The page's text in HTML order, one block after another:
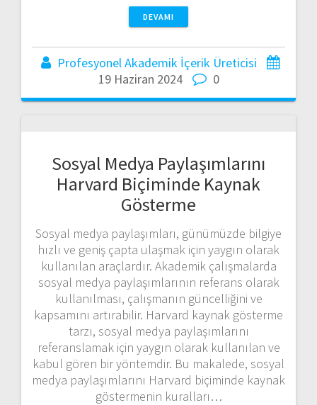
DEVAMI
Profesyonel Akademik İçerik Üreticisi
19 Haziran 2024
0
Sosyal Medya Paylaşımlarını
Harvard Biçiminde Kaynak
Gösterme
Sosyal medya paylaşımları, günümüzde bilgiye
hızlı ve geniş çapta ulaşmak için yaygın olarak
kullanılan araçlardır. Akademik çalışmalarda
sosyal medya paylaşımlarının referans olarak
kullanılması, çalışmanın güncelliğini ve
kapsamını artırabilir. Harvard kaynak gösterme
tarzı, sosyal medya paylaşımlarını
referanslamak için yaygın olarak kullanılan ve
kabul gören bir yöntemdir. Bu makalede, sosyal
medya paylaşımlarını Harvard biçiminde kaynak
göstermenin kuralları…